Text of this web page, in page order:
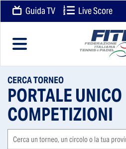
Guida TV Live Score
CERCA TORNEO
PORTALE UNICO
COMPETIZIONI
Cerca
un